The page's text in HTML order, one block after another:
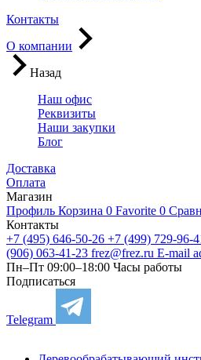
Контакты
О компании
Назад
Наш офис
Реквизиты
Наши закупки
Блог
Доставка
Оплата
Магазин
Профиль Корзина 0 Favorite 0
Контакты
+7 (495) 646-50-26 +7 (499) 729-96-
(906) 063-41-23 frez@frez.ru E-mail
Пн–Пт 09:00–18:00 Часы работы
Подписаться
Telegram